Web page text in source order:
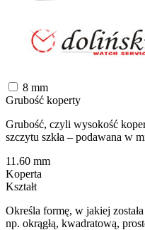
8 mm
Grubość koperty
Grubość, czyli wysokość
szczytu szkła – podawana w
11.60 mm
Koperta
Kształt
Określa formę, w jakiej
np. okrągłą, kwadratową,